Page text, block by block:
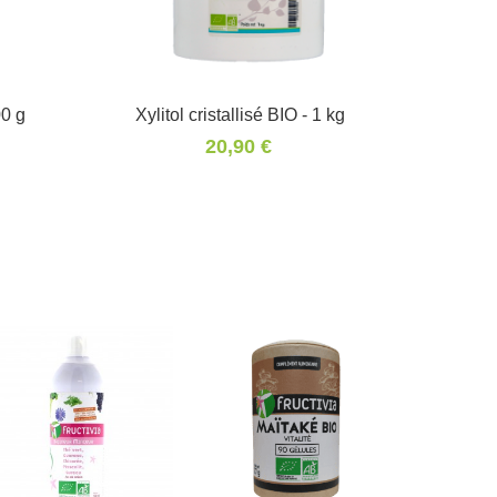
g Panier
Xylitol cristallisé BIO - 1 kg
20,90 €